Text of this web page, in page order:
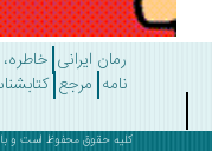
رمان ایرانی خاطره،
مرجع کتابشناسی
کلیه حقوق محفوظ است و بازنشر